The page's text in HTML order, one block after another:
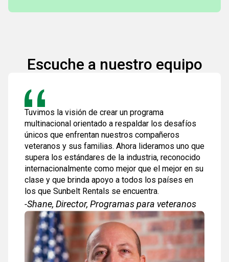
Escuche a nuestro equipo
Tuvimos la visión de crear un programa
multinacional orientado a respaldar los desafíos
únicos que enfrentan nuestros compañeros
veteranos y sus familias. Ahora lideramos uno que
supera los estándares de la industria, reconocido
internacionalmente como mejor que el mejor en su
clase y que brinda apoyo a todos los países en
los que Sunbelt Rentals se encuentra.
-Shane, Director, Programas para veteranos